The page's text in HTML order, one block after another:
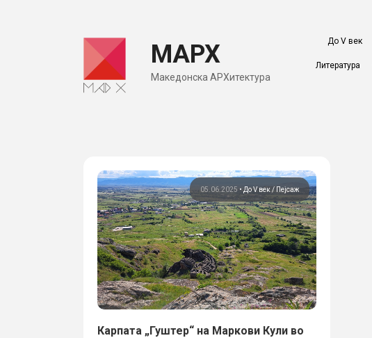
МАРХ
Македонска АРХитектура
До V век
Литература
05.06.2025 • До V век Пејсаж
Карпата „Гуштер“ на Маркови Кули во